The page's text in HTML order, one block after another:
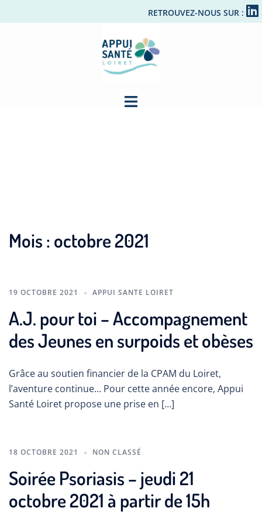
RETROUVEZ-NOUS SUR :
Mois :octobre 2021
19 OCTOBRE 2021 APPUI SANTE LOIRET
A.J. pour toi – Accompagnement
des Jeunes en surpoids et obèses
Grâce au soutien financier de la CPAM du Loiret,
l’aventure continue… Pour cette année encore, Appui
Santé Loiret propose une prise en […]
18 OCTOBRE 2021 NON CLASSÉ
Soirée Psoriasis – jeudi 21
octobre 2021 à partir de 15h